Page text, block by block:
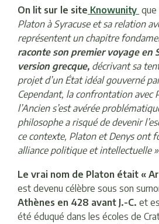
On lit sur le site Knowunity que
Platon à Syracuse et sa relation
représentent un chapitre
raconte son premier voyage en
version grecque, décrivant sa
projet d’un État idéal gouverné
Cependant, la confrontation avec
l’Ancien s’est avérée
philosophe a risqué de devenir
ce contexte, Platon et Denys ont
alliance politique et intellectuelle
Le vrai nom de Platon était «
est devenu célèbre sous son
Athènes en 428 avant J.-C. et
été éduqué dans les écoles de